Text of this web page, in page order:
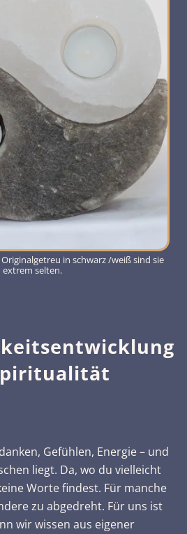
in schwarz /weiß sind sie
extrem selten.
Gefühlen, Energie – und
liegt. Da, wo du vielleicht
Worte findest. Für manche
zu abgedreht. Für uns ist
wir wissen aus eigener